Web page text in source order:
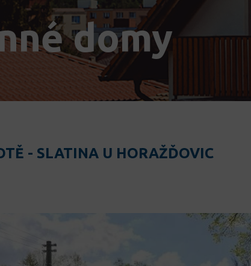
domy
- SLATINA U HORAŽĎOVIC